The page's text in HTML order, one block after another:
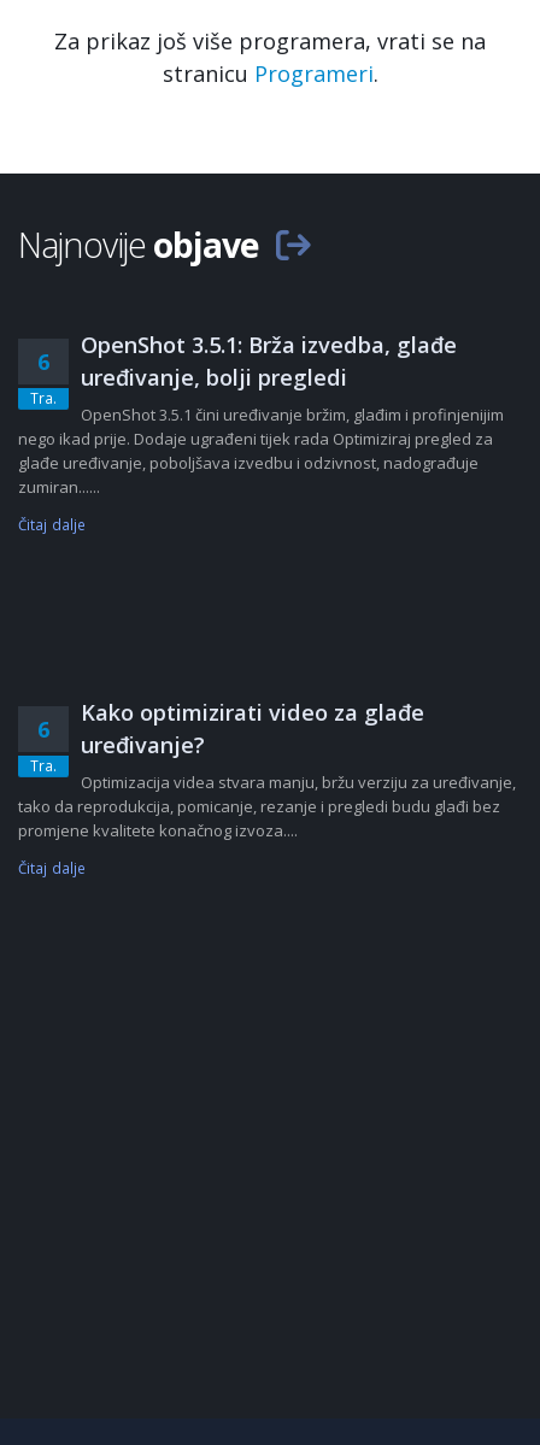
Za prikaz još više programera, vrati se na
stranicu Programeri.
Najnovijeobjave
6
Tra.
OpenShot 3.5.1: Brža izvedba, glađe
uređivanje, bolji pregledi
OpenShot 3.5.1 čini uređivanje bržim, glađim i profinjenijim
nego ikad prije. Dodaje ugrađeni tijek rada Optimiziraj pregled za
glađe uređivanje, poboljšava izvedbu i odzivnost, nadograđuje
zumiran......
Čitaj dalje
6
Tra.
Kako optimizirati video za glađe
uređivanje?
Optimizacija videa stvara manju, bržu verziju za uređivanje,
tako da reprodukcija, pomicanje, rezanje i pregledi budu glađi bez
promjene kvalitete konačnog izvoza....
Čitaj dalje